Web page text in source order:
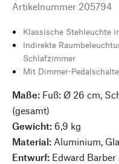
Artikelnummer 205794
Klassische Stehleuchte
Indirekte
Schlafzimmer
Mit Dimmer-
Maße: Fuß: Ø 26 cm,
(gesamt)
Gewicht: 6,9 kg
Material: Aluminium,
Entwurf: Edward Barber